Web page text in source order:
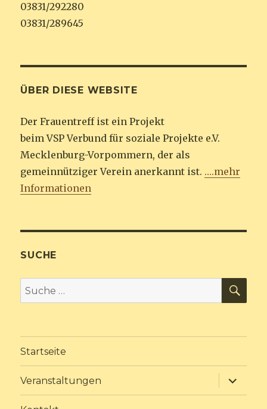
03831/292280
03831/289645
ÜBER DIESE WEBSITE
Der Frauentreff ist ein Projekt
beim VSP Verbund für soziale Projekte e.V.
Mecklenburg-Vorpommern, der als
gemeinnütziger Verein anerkannt ist. ….mehr
Informationen
SUCHE
Suche
nach:
Startseite
Veranstaltungen